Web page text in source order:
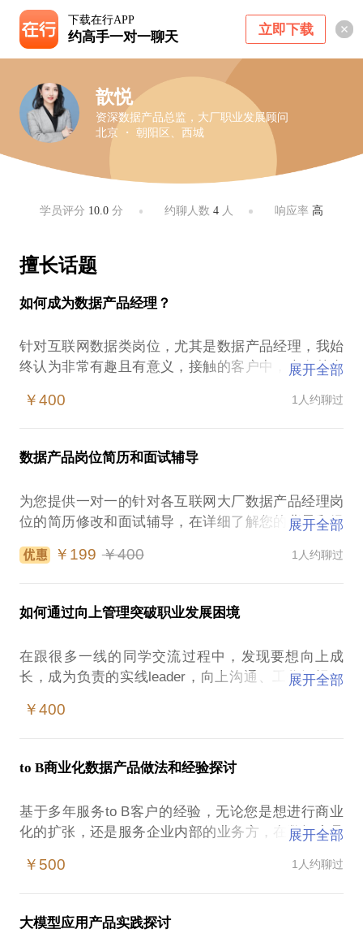
下载在行APP
约高手一对一聊天 立即下载
歆悦
资深数据产品总监，大厂职业发展顾问
北京 ・ 朝阳区、西城
学员评分 10.0 分 约聊人数 4人 响应率 高
擅长话题
如何成为数据产品经理？
针对互联网数据类岗位，尤其是数据产品经理，我始
终认为非常有趣且有意义，接触的客户中，也有越来
位。这是链接业务和技术的贯通，可以说是在业务人
体。我的经历本身本科和硕士都是非计算机专业，也
许您跟我当年一样，好奇这个岗位，或者说对它已经
水平、什么阶段，我都乐于倾听并分享我的建议和经
验。
惑，想要得到的帮助，我会尽心准备更有效率的谈
备注：任何涉及所服务公司业务、具体项目情况等违
展开全部
￥400 1人约聊过
数据产品岗位简历和面试辅导
为您提供一对一的针对各互联网大厂数据产品经理岗
位的简历修改和面试辅导，在详细了解您的背景和经
析，深入讨论面试细节准备。如您当前的水平还未达
在确认约聊后，还请先行给到您脱敏后的简历，以及
容以便约聊过程更高效的进行。
备注：任何涉及所服务公司业务、具体项目情况等违
展开全部
￥199 ￥400 1人约聊过
如何通过向上管理突破职业发展困境
在跟很多一线的同学交流过程中，发现要想向上成
长，成为负责的实线leader，向上沟通、工作汇报、
做具体事儿的时候能胜任，但如何让老板认可向上走
match的老板。我会结合您所处的具体情况出谋划
策，正向引导，希望祝您慢慢突破困境。
如您方便，可在正式约聊前整理下脱敏后的相关背
景、问题、卡点、困惑等到我准备和理解，以提升正
式约聊的效率。
反公司保密条款的内容不做分享。
展开全部
￥400
to B商业化数据产品做法和经验探讨
基于多年服务to B客户的经验，无论您是想进行商业
化的扩张，还是服务企业内部的业务方，在数据产品
但我并非懂每一个行业每一个场景，所以也会请教您
断给到您建议，希望对您现在在做的事情有所启发，
或者视野上有所拓展。
展开全部
￥500 1人约聊过
大模型应用产品实践探讨